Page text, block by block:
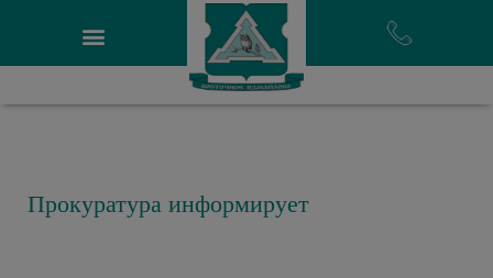
Прокуратура информирует